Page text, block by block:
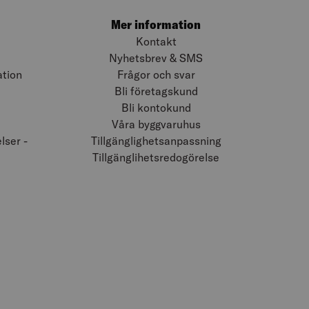
-
Mer information
Kontakt
Nyhetsbrev & SMS
Frågor och svar
Bli företagskund
Bli kontokund
Våra byggvaruhus
Tillgänglighetsanpassning
Tillgänglihetsredogörelse